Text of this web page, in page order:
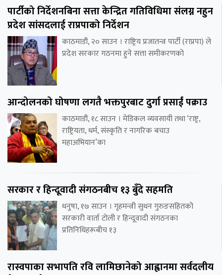
पार्टीको निर्देशनबिना सत्ता केन्द्रित गतिविधिमा संलग्न नहुन
प्रदेश सांसदलाई राप्रपाको निर्देशन
काठमाडौं, २० साउन । राष्ट्रिय प्रजातन्त्र पार्टी (राप्रपा) ले
प्रदेश सरकार गठनमा हुने सत्ता समीकरणको
आन्दोलनको घोषणा लगतै भक्तपुरबाट दुर्गा प्रसाईं पक्राउ
काठमाडौं, १८ साउन । मेडिकल व्यवसायी तथा ‘राष्ट्र,
राष्ट्रियता, धर्म, संस्कृति र नागरिक बचाउ
महाअभियान’का
सरकार र हिन्दूवादी संगठनबीच १३ बुँदे सहमति
धनुषा, १७ साउन । गृहमन्त्री सुधन गुरुङसहितको
सरकारी वार्ता टोली र हिन्दूवादी संगठनका
प्रतिनिधिहरूबीच १३
रास्वपाका सभापति रवि लामिछानेको आह्वानमा सर्वदलीय